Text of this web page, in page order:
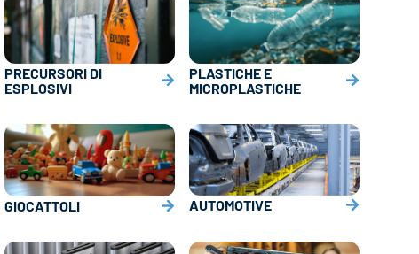
PRECURSORI DI
ESPLOSIVI
PLASTICHE E
MICROPLASTICHE
GIOCATTOLI AUTOMOTIVE